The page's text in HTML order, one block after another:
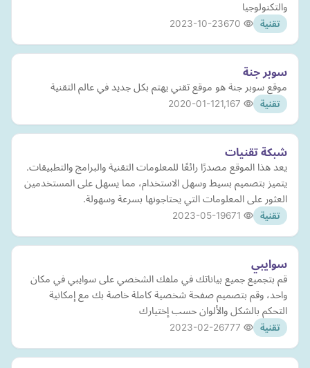
والتكنولوجيا
تقنية 2023-10-23
سوبر جنة
موقع سوبر جنة هو موقع تقني يهتم بكل جديد في عالم التقنية
تقنية 2020-01-12
شبكة تقنيات
يعد هذا الموقع مصدرًا رائعًا للمعلومات التقنية والبرامج والتطبيقات.
يتميز بتصميم بسيط وسهل الاستخدام، مما يسهل على المستخدمين
العثور على المعلومات التي يحتاجونها بسرعة وسهولة.
تقنية 2023-05-19
سوايبي
قم بتجميع جميع بياناتك في ملفك الشخصي على سوايبي في مكان
واحد، وقم بتصميم صفحة شخصية كاملة خاصة بك مع إمكانية
التحكم بالشكل والألوان حسب إختيارك
تقنية 2023-02-26